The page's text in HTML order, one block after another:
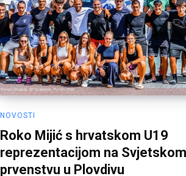
NOVOSTI
Roko Mijić s hrvatskom U19
reprezentacijom na Svjetskom
prvenstvu u Plovdivu